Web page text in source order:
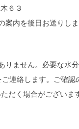
６３
案内を後日お送りしま
ません。必要な水
連絡します。ご確認
だく場合がございま